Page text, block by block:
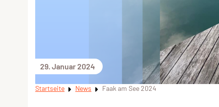
29. Januar 2024
Startseite News Faak am See 2024